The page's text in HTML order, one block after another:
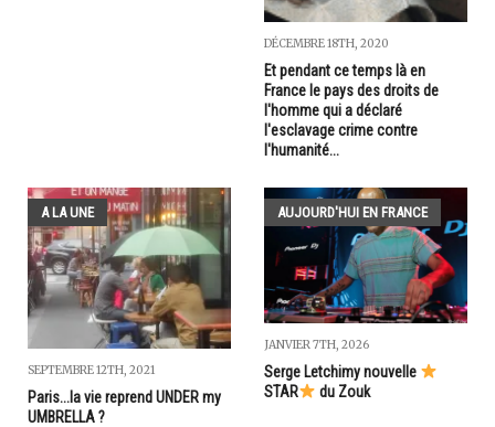
DÉCEMBRE 18TH, 2020
Et pendant ce temps là en
France le pays des droits de
l'homme qui a déclaré
l'esclavage crime contre
l'humanité...
A LA UNE
SEPTEMBRE 12TH, 2021
Paris...la vie reprend UNDER my
UMBRELLA ?
AUJOURD'HUI EN FRANCE
JANVIER 7TH, 2026
Serge Letchimy nouvelle
STAR
du Zouk